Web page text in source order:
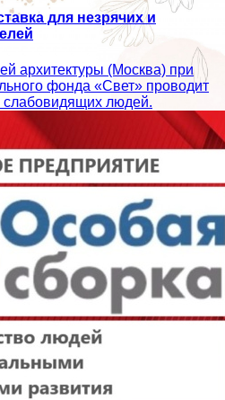
для незрячих и
архитектуры (Москва) при
фонда «Свет» проводит
слабовидящих людей.